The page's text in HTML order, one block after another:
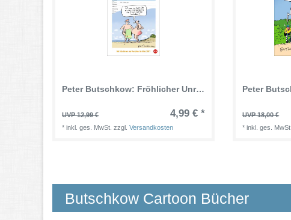
Peter Butschkow: Fröhlicher Unruhestand Planer 2026
UVP 12,99 € 4,99 € *
*inkl. ges. MwSt. zzgl.Versandkosten
UVP 18,00 €
*inkl. ges. MwSt.
Butschkow Cartoon Bücher